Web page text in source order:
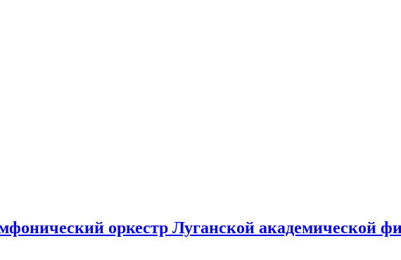
оркестр Луганской академической